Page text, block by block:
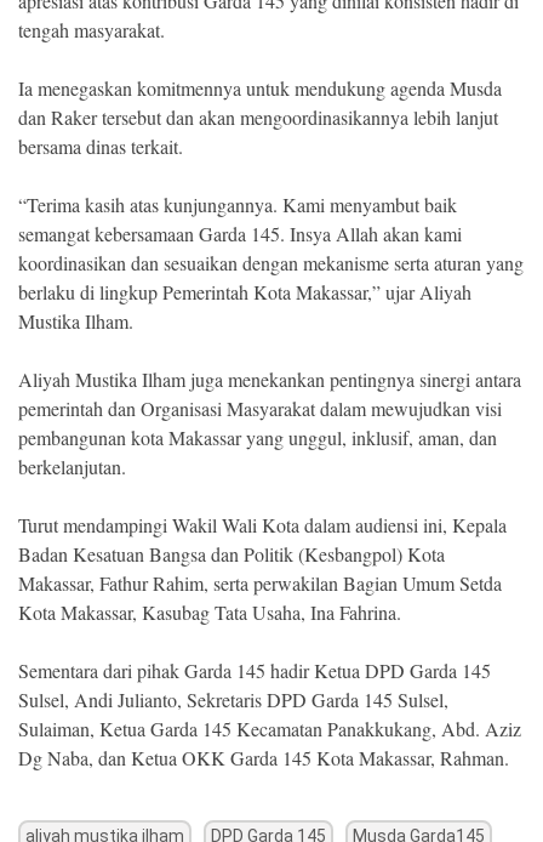
tengah masyarakat.
Ia menegaskan komitmennya untuk mendukung agenda Musda
dan Raker tersebut dan akan mengoordinasikannya lebih lanjut
bersama dinas terkait.
“Terima kasih atas kunjungannya. Kami menyambut baik
semangat kebersamaan Garda 145. Insya Allah akan kami
koordinasikan dan sesuaikan dengan mekanisme serta aturan yang
berlaku di lingkup Pemerintah Kota Makassar,” ujar Aliyah
Mustika Ilham.
Aliyah Mustika Ilham juga menekankan pentingnya sinergi antara
pemerintah dan Organisasi Masyarakat dalam mewujudkan visi
pembangunan kota Makassar yang unggul, inklusif, aman, dan
berkelanjutan.
Turut mendampingi Wakil Wali Kota dalam audiensi ini, Kepala
Badan Kesatuan Bangsa dan Politik (Kesbangpol) Kota
Makassar, Fathur Rahim, serta perwakilan Bagian Umum Setda
Kota Makassar, Kasubag Tata Usaha, Ina Fahrina.
Sementara dari pihak Garda 145 hadir Ketua DPD Garda 145
Sulsel, Andi Julianto, Sekretaris DPD Garda 145 Sulsel,
Sulaiman, Ketua Garda 145 Kecamatan Panakkukang, Abd. Aziz
Dg Naba, dan Ketua OKK Garda 145 Kota Makassar, Rahman.
aliyah mustika ilham DPD Garda 145 Musda Garda145